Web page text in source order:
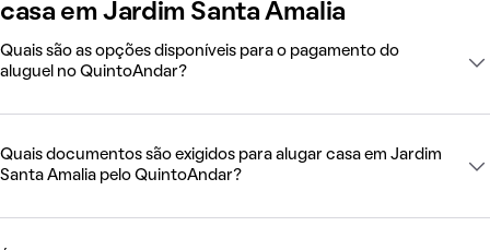
casa em Jardim Santa Amalia
Quais são as opções disponíveis para o pagamento do
aluguel no QuintoAndar?
Quais documentos são exigidos para alugar casa em Jardim
Santa Amalia pelo QuintoAndar?